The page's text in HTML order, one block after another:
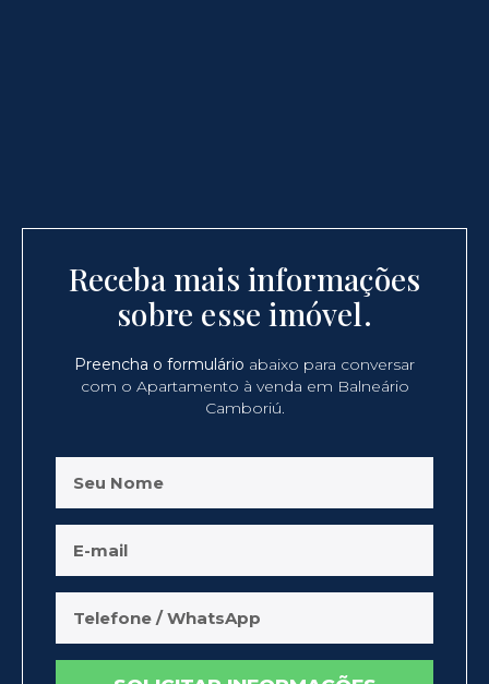
Receba mais informações
sobre esse imóvel.
Preencha o formulário abaixo para conversar
com o Apartamento à venda em Balneário
Camboriú.